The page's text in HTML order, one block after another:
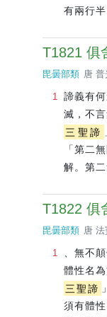
有兩行半
T1821 俱
毘曇部類 唐
諦義有
滅，不
三聖諦
「第二
解。第
T1822 俱
毘曇部類 唐
、無不
體性名
三聖諦
須有體